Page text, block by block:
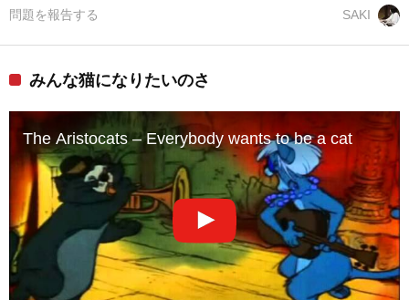
SAKI
問題を報告する
みんな猫になりたいのさ
The Aristocats – Everybody wants to be a cat